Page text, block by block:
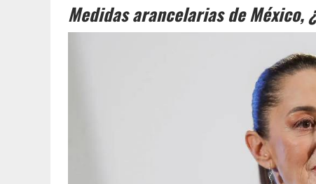
Medidas arancelarias de